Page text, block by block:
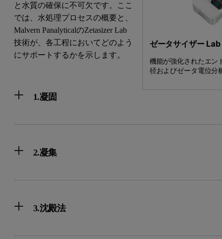
ゼータサイザー Lab
機能が強化されたエン
径およびゼータ電位分
と水質の確保に不可欠です。ここ
では、水処理プロセスの概要と、
Malvern PanalyticalのZetasizer Lab
技術が、各工程においてどのよう
にサポートするかを示します。
1.凝固
2.凝集
3.沈殿法